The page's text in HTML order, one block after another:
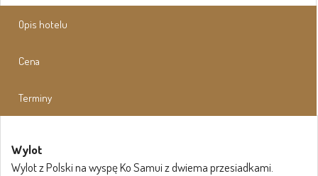
Opis hotelu
Cena
Terminy
Wylot
Wylot z Polski na wyspę Ko Samui z dwiema przesiadkami.